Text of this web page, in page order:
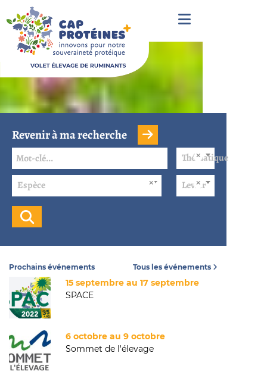
Revenir à ma recherche
Thématique
Espèce Levier
Prochains événements
15 septembre au 17 septembre
SPACE
6 octobre au 9 octobre
Sommet de l'élevage
Tous les événements